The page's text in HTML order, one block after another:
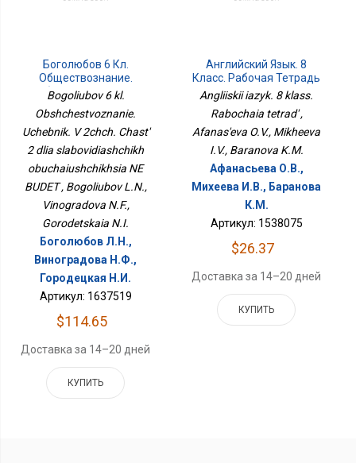
Боголюбов 6 Кл.
Обществознание.
Учебник. В 2чч. Часть 2
Для Слабовидящих
Обучающихся НЕ БУДЕТ
Bogoliubov 6 kl.
Obshchestvoznanie.
Uchebnik. V 2chch. Chast'
2 dlia slabovidiashchikh
obuchaiushchikhsia NE
BUDET , Bogoliubov L.N.,
Vinogradova N.F.,
Gorodetskaia N.I.
Боголюбов Л.Н.,
Виноградова Н.Ф.,
Городецкая Н.И.
Артикул: 1637519
$114.65
Доставка за 14–20 дней
КУПИТЬ
Английский Язык. 8
Класс. Рабочая Тетрадь
Angliiskii iazyk. 8 klass.
Rabochaia tetrad' ,
Afanas'eva O.V., Mikheeva
I.V., Baranova K.M.
Афанасьева О.В.,
Михеева И.В., Баранова
К.М.
Артикул: 1538075
$26.37
Доставка за 14–20 дней
КУПИТЬ